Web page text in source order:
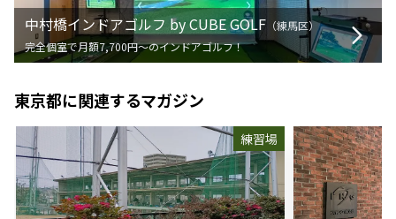
中村橋インドアゴルフ by CUBE GOLF （練馬区）
完全個室で月額7,700円〜のインドアゴルフ！
東京都に関連するマガジン
練習場